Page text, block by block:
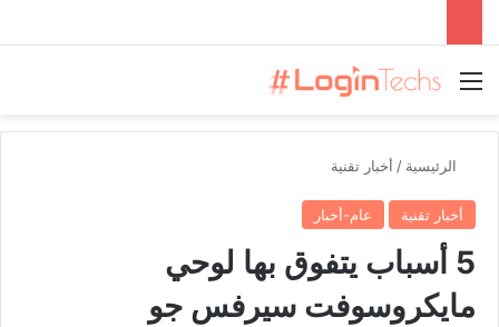
القائمة
الرئيسية / أخبار تقنية
أخبار تقنية عام-أخبار
5 أسباب يتفوق بها لوحي
مايكروسوفت سيرفس جو